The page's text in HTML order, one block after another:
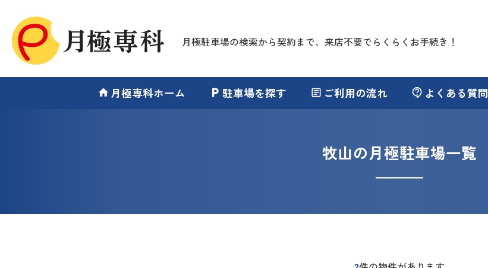
月極駐車場の検索から契約まで、来店不要でらくらくお手続き！
home 月極専科ホーム local_parking 駐車場を探す article ご利用の流れ contact_support よくある質問
牧山の月極駐車場一覧